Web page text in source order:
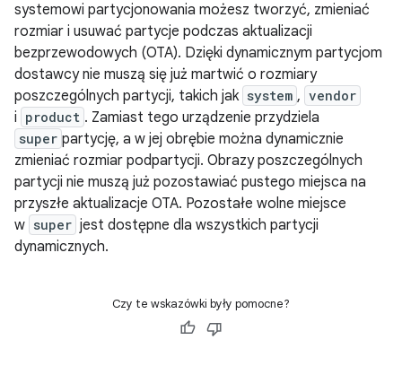
systemowi partycjonowania możesz tworzyć, zmieniać
rozmiar i usuwać partycje podczas aktualizacji
bezprzewodowych (OTA). Dzięki dynamicznym partycjom
dostawcy nie muszą się już martwić o rozmiary
poszczególnych partycji, takich jak system , vendor
i product . Zamiast tego urządzenie przydziela
super partycję, a w jej obrębie można dynamicznie
zmieniać rozmiar podpartycji. Obrazy poszczególnych
partycji nie muszą już pozostawiać pustego miejsca na
przyszłe aktualizacje OTA. Pozostałe wolne miejsce
w super jest dostępne dla wszystkich partycji
dynamicznych.
Czy te wskazówki były pomocne?